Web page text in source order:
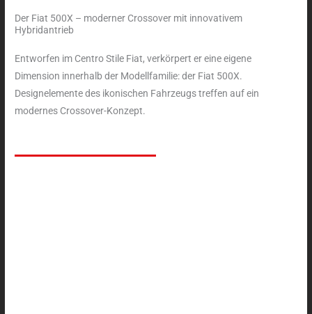
Der Fiat 500X – moderner Crossover mit innovativem
Hybridantrieb
Entworfen im Centro Stile Fiat, verkörpert er eine eigene
Dimension innerhalb der Modellfamilie: der Fiat 500X.
Designelemente des ikonischen Fahrzeugs treffen auf ein
modernes Crossover-Konzept.